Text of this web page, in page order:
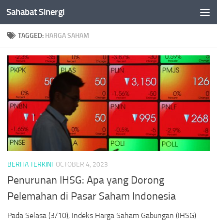
Skip to content
Sahabat Sinergi
TAGGED: HARGA SAHAM
BERITA TERKINI OCTOBER 4, 2023
Penurunan IHSG: Apa yang Dorong
Pelemahan di Pasar Saham Indonesia
Pada Selasa (3/10), Indeks Harga Saham Gabungan (IHSG)